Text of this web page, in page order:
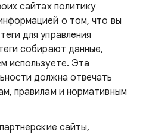
сайтах политику
о том, что вы
для управления
собирают данные,
используете. Эта
должна отвечать
правилам и нормативным
сайты,